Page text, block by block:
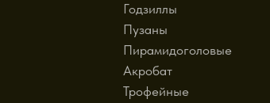
Годзиллы
Пузаны
Пирамидоголовые
Акробат
Трофейные